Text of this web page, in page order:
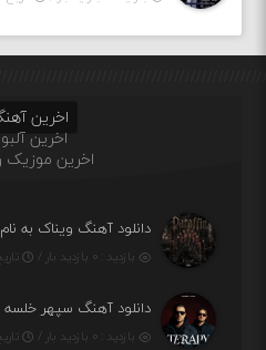
اخرین
اخرین
اخرین موزیک
دانلود آهنگ ویناک به نام
بازدید : ۰ بازدید بار / تاریخ
دانلود آهنگ سپهر خلسه
بازدید : ۰ بازدید بار / تاریخ